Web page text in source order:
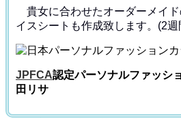
貴女に合わせたオーダーメイ
イス シートも作成致します。(2
JPFCA認定パーソナルファッ
田リサ